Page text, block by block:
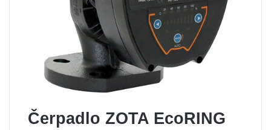
Čerpadlo ZOTA EcoRING